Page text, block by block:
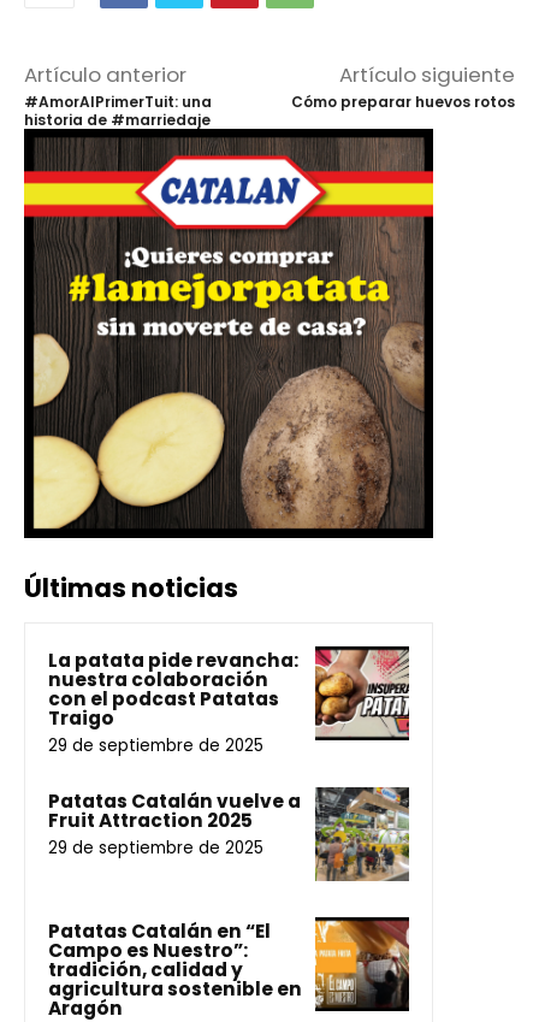
Artículo anterior
#AmorAlPrimerTuit: una
historia de #marriedaje
Artículo siguiente
Cómo preparar huevos rotos
Últimas noticias
La patata pide revancha:
nuestra colaboración
con el podcast Patatas
Traigo
29 de septiembre de 2025
Patatas Catalán vuelve a
Fruit Attraction 2025
29 de septiembre de 2025
Patatas Catalán en “El
Campo es Nuestro”:
tradición, calidad y
agricultura sostenible en
Aragón